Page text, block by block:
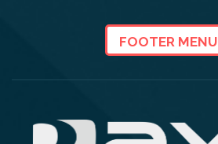
FOOTER MENU